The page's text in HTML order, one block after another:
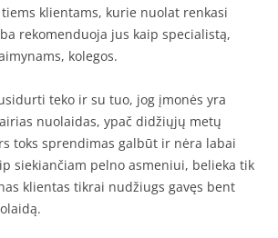
klientams, kurie nuolat renkasi
rekomenduoja jus kaip specialistą,
kolegos.
teko ir su tuo, jog įmonės yra
nuolaidas, ypač didžiųjų metų
toks sprendimas galbūt ir nėra labai
siekiančiam pelno asmeniui, belieka tik
klientas tikrai nudžiugs gavęs bent